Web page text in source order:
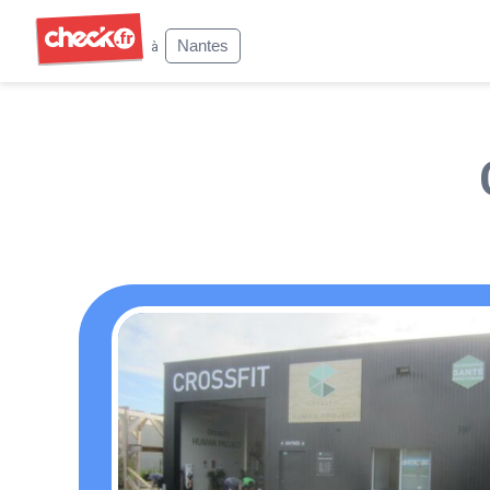
à
Nantes